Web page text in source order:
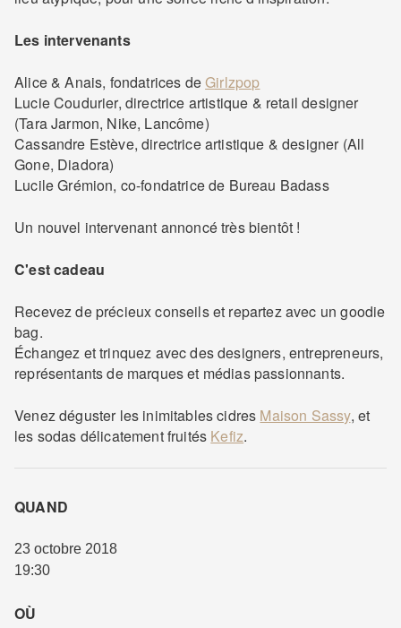
Les intervenants
Alice & Anais, fondatrices deGirlzpop
Lucie Coudurier, directrice artistique & retail designer
(Tara Jarmon, Nike, Lancôme)
Cassandre Estève, directrice artistique & designer (All
Gone, Diadora)
Lucile Grémion, co-fondatrice de Bureau Badass
Un nouvel intervenant annoncé très bientôt !
C'est cadeau
Recevez de précieux conseils et repartez avec un goodie
bag.
Échangez et trinquez avec des designers, entrepreneurs,
représentants de marques et médias passionnants.
Venez déguster les inimitables cidres Maison Sassy, et
les sodas délicatement fruités Kefiz.
QUAND
23 octobre 2018
19:30
OÙ